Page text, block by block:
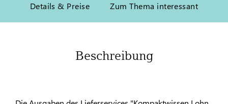
Details & Preise Zum Thema interessant
Beschreibung